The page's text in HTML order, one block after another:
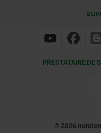
PRESTATAIRE DE
© 2026